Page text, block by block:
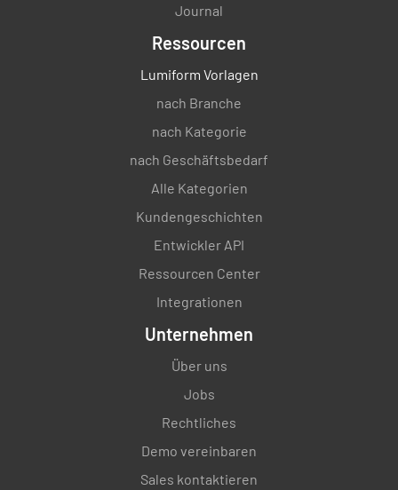
Journal
Ressourcen
Lumiform Vorlagen
nach Branche
nach Kategorie
nach Geschäftsbedarf
Alle Kategorien
Kundengeschichten
Entwickler API
Ressourcen Center
Integrationen
Unternehmen
Über uns
Jobs
Rechtliches
Demo vereinbaren
Sales kontaktieren